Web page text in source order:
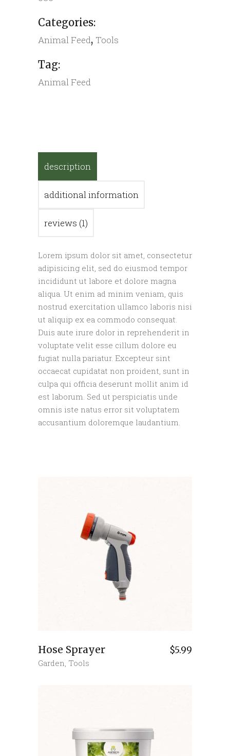
Categories:
Animal Feed, Tools
Tag:
Animal Feed
description
additional information
reviews (1)
Lorem ipsum dolor sit amet, consectetur
adipisicing elit, sed do eiusmod tempor
incididunt ut labore et dolore magna
aliqua. Ut enim ad minim veniam, quis
nostrud exercitation ullamco laboris nisi
ut aliquip ex ea commodo consequat.
Duis aute irure dolor in reprehenderit in
voluptate velit esse cillum dolore eu
fugiat nulla pariatur. Excepteur sint
occaecat cupidatat non proident, sunt in
culpa qui officia deserunt mollit anim id
est laborum. Sed ut perspiciatis unde
omnis iste natus error sit voluptatem
accusantium doloremque laudantium.
Hose Sprayer $5.99
Garden Tools